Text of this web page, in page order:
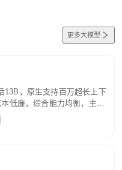
更多大模型
13B，原生支持百万超长上下
低廉，综合能力均衡，主打
容创作、基础 RAG、批量